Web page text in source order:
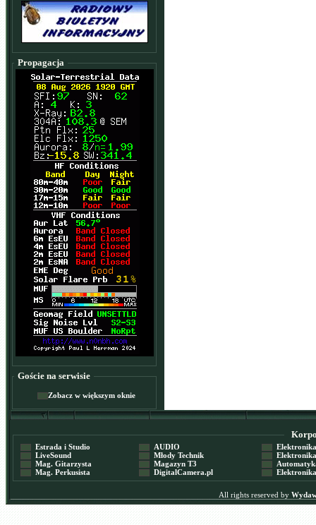
Propagacja
Goście na serwisie
Zobacz w większym oknie
Estrada i Studio
LiveSound
Mag. Gitarzysta
Mag. Perkusista
AUDIO
Młody Technik
Magazyn T3
DigitalCamera.pl
Elektronika
Elektronika
Automatyka
Elektronika
All rights reserved by